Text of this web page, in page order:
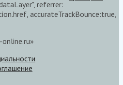
referrer:
accurateTrackBounce:true,